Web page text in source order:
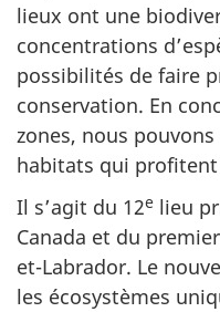
lieux ont une
concentrations
possibilités de faire
conservation. En
zones, nous
habitats qui profitent
Il s’agit du 12e lieu
Canada et du
et-Labrador. Le
les écosystèmes